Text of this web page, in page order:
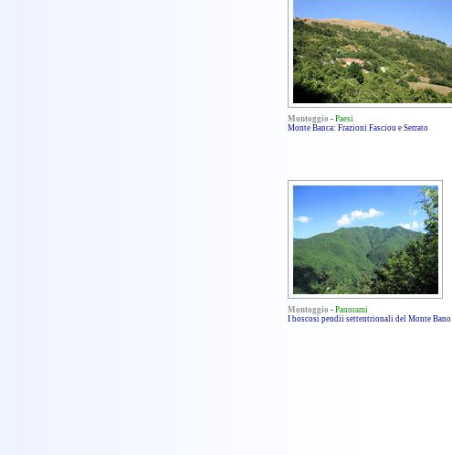
Montoggio - Paesi
Monte Banca: Frazioni Fasciou e Serrato
Montoggio - Panorami
I boscosi pendii settentrionali del Monte Bano